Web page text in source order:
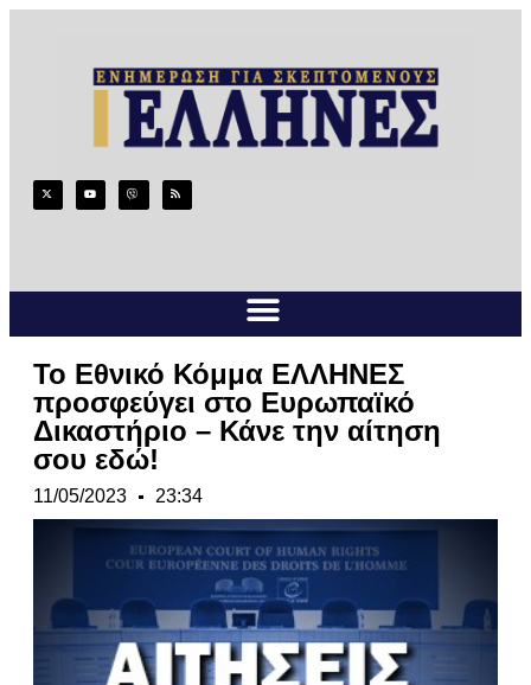
Το Εθνικό Κόμμα ΕΛΛΗΝΕΣ
προσφεύγει στο Ευρωπαϊκό
Δικαστήριο – Κάνε την αίτηση
σου εδώ!
11/05/2023 23:34